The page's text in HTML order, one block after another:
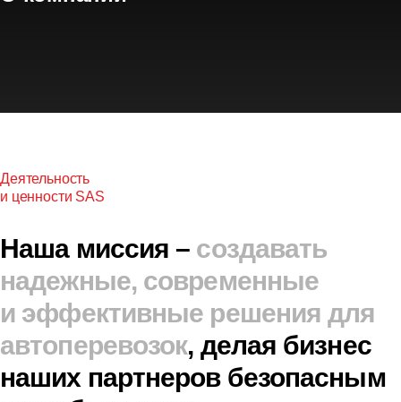
Деятельность
и ценности SAS
Наша миссия – создавать
надежные, современные
и эффективные решения для
автоперевозок, делая бизнес
наших партнеров безопасным